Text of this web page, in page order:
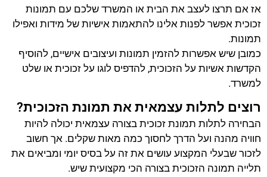
אז אם תרצו לעצב את הבית או המשרד שלכם עם תמונות
זכוכית אפשר לפנות אלינו להתאמות אישיות של מידות ואפילו
תמונות.
כמובן שיש אפשרות להזמין תמונות ועיצובים אישיים, להוסיף
הקדשות אשיות על הזכוכית, להדפיס לוגו על זכוכית או שלט
למשרד.
רוצים לתלות עצמאית את תמונת הזכוכית?
הבחירה לתלות תמונת זכוכית בצורה עצמאית יכולה להיות
חוויה מהנה ועל הדרך לחסוך כמה מאות שקלים. אך חשוב
לזכור שבעלי המקצוע עושים את זה על בסיס יומי ומביאים את
תלייה תמונה הזכוכית בצורה הכי מקצועית שיש.